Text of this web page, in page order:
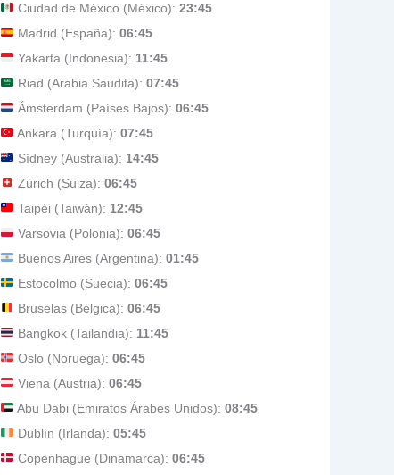
Ciudad de México (México): 23:45
Madrid (España): 06:45
Yakarta (Indonesia): 11:45
Riad (Arabia Saudita): 07:45
Ámsterdam (Países Bajos): 06:45
Ankara (Turquía): 07:45
Sídney (Australia): 14:45
Zúrich (Suiza): 06:45
Taipéi (Taiwán): 12:45
Varsovia (Polonia): 06:45
Buenos Aires (Argentina): 01:45
Estocolmo (Suecia): 06:45
Bruselas (Bélgica): 06:45
Bangkok (Tailandia): 11:45
Oslo (Noruega): 06:45
Viena (Austria): 06:45
Abu Dabi (Emiratos Árabes Unidos): 08:45
Dublín (Irlanda): 05:45
Copenhague (Dinamarca): 06:45